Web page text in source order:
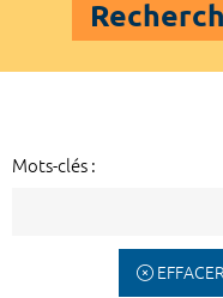
Mots-clés :
EFFACER